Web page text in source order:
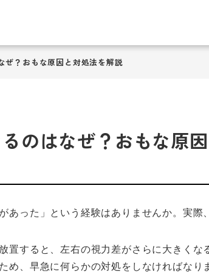
ぜ？おもな原因と対処法を解説
のはなぜ？おもな原
あった」という経験はありませんか。実
置すると、左右の視力差がさらに大きく
め、早急に何らかの対処をしなければなり